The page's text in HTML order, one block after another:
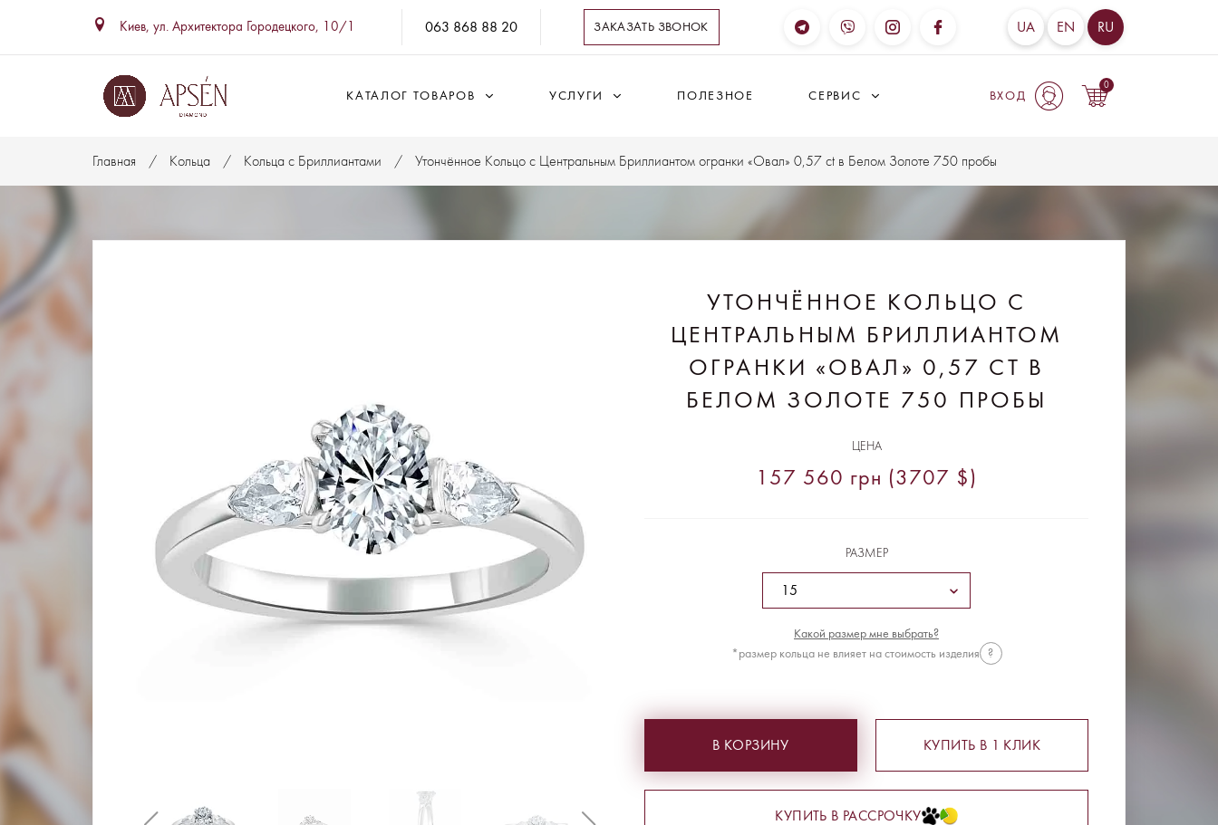
Киев, ул. Архитектора Городецкого, 10/1 063 868 88 20 ЗАКАЗАТЬ ЗВОНОК UA EN RU
КАТАЛОГ ТОВАРОВ УСЛУГИ ПОЛЕЗНОЕ СЕРВИС ВХОД
0
Главная Кольца Кольца с Бриллиантами Утончённое Кольцо с Центральным Бриллиантом огранки «Овал» 0,57 ct в Белом Золоте 750 пробы
УТОНЧЁННОЕ КОЛЬЦО С
ЦЕНТРАЛЬНЫМ БРИЛЛИАНТОМ
ОГРАНКИ «ОВАЛ» 0,57 CT В
БЕЛОМ ЗОЛОТЕ 750 ПРОБЫ
ЦЕНА
157 560 грн (3707 $)
РАЗМЕР
Какой размер мне выбрать?
*размер кольца не влияет на стоимость изделия
?
В КОРЗИНУ
КУПИТЬ В РАССРОЧКУ
КУПИТЬ В 1 КЛИК